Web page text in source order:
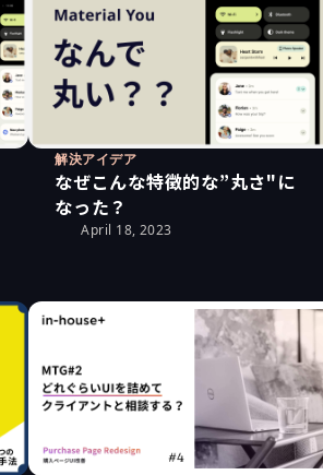
解決アイデア
なぜこんな特徴的な”丸さ"に
なった？
April 18, 2023